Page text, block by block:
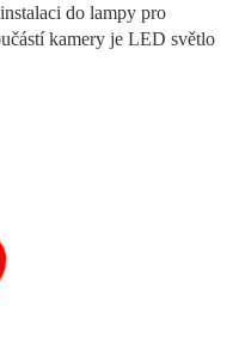
do lampy pro
kamery je LED světlo